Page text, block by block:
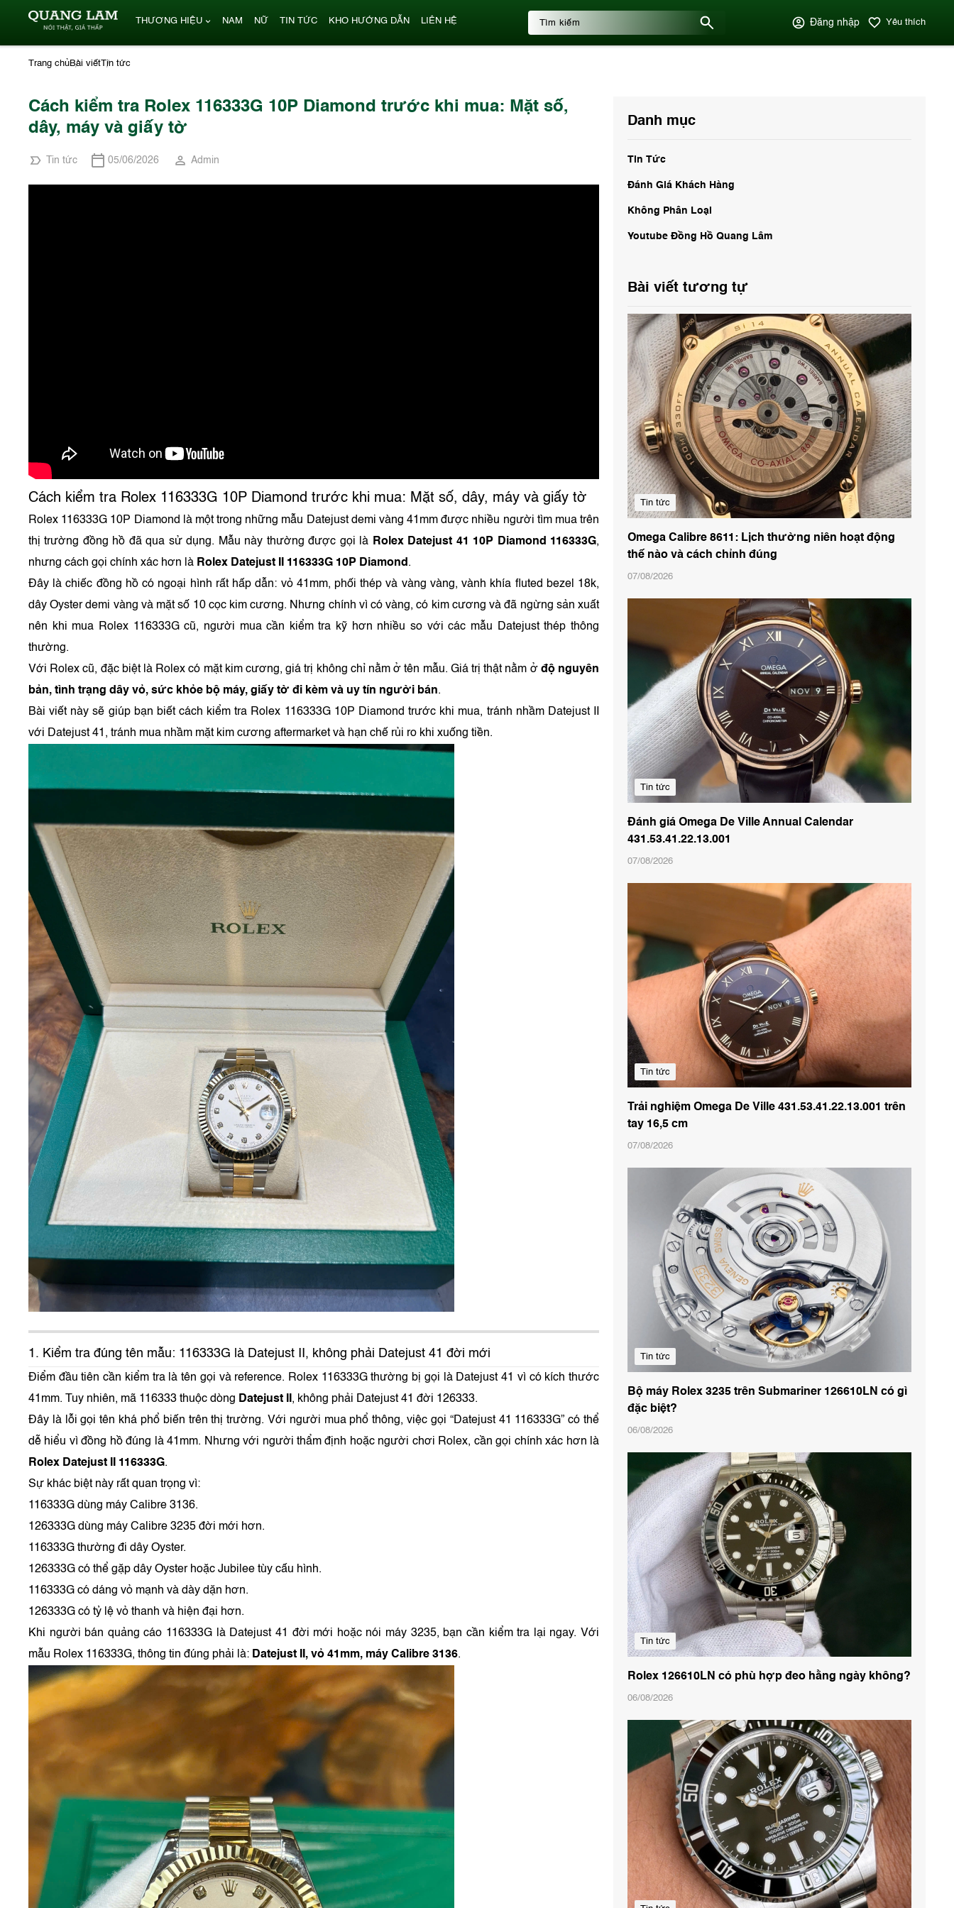
THƯƠNG HIỆU NAM NỮ TIN TỨC KHO HƯỚNG DẪN LIÊN HỆ Đăng nhập Yêu thích
Trang chủBài viếtTin tức
Cách kiểm tra Rolex 116333G 10P Diamond trước khi mua: Mặt số,
dây, máy và giấy tờ
Tin tức 05/06/2026 Admin
Cách kiểm tra Rolex 116333G 10P Diamond trước khi mua: Mặt số, dây, máy và giấy tờ
Rolex 116333G 10P Diamond là một trong những mẫu Datejust demi vàng 41mm được nhiều người tìm mua trên
thị trường đồng hồ đã qua sử dụng. Mẫu này thường được gọi là Rolex Datejust 41 10P Diamond 116333G,
nhưng cách gọi chính xác hơn là Rolex Datejust II 116333G 10P Diamond .
Đây là chiếc đồng hồ có ngoại hình rất hấp dẫn: vỏ 41mm, phối thép và vàng vàng, vành khía fluted bezel 18k,
dây Oyster demi vàng và mặt số 10 cọc kim cương. Nhưng chính vì có vàng, có kim cương và đã ngừng sản xuất
nên khi mua Rolex 116333G cũ, người mua cần kiểm tra kỹ hơn nhiều so với các mẫu Datejust thép thông
thường.
Với Rolex cũ, đặc biệt là Rolex có mặt kim cương, giá trị không chỉ nằm ở tên mẫu. Giá trị thật nằm ở độ nguyên
bản, tình trạng dây vỏ, sức khỏe bộ máy, giấy tờ đi kèm và uy tín người bán.
Bài viết này sẽ giúp bạn biết cách kiểm tra Rolex 116333G 10P Diamond trước khi mua, tránh nhầm Datejust II
với Datejust 41, tránh mua nhầm mặt kim cương aftermarket và hạn chế rủi ro khi xuống tiền.
1. Kiểm tra đúng tên mẫu: 116333G là Datejust II, không phải Datejust 41 đời mới
Điểm đầu tiên cần kiểm tra là tên gọi và reference. Rolex 116333G thường bị gọi là Datejust 41 vì có kích thước
41mm. Tuy nhiên, mã 116333 thuộc dòng Datejust II , không phải Datejust 41 đời 126333.
Đây là lỗi gọi tên khá phổ biến trên thị trường. Với người mua phổ thông, việc gọi “Datejust 41 116333G” có thể
dễ hiểu vì đồng hồ đúng là 41mm. Nhưng với người thẩm định hoặc người chơi Rolex, cần gọi chính xác hơn là
Rolex Datejust II 116333G.
Sự khác biệt này rất quan trọng vì:
116333G dùng máy Calibre 3136.
126333G dùng máy Calibre 3235 đời mới hơn.
116333G thường đi dây Oyster.
126333G có thể gặp dây Oyster hoặc Jubilee tùy cấu hình.
116333G có dáng vỏ mạnh và dày dặn hơn.
126333G có tỷ lệ vỏ thanh và hiện đại hơn.
Khi người bán quảng cáo 116333G là Datejust 41 đời mới hoặc nói máy 3235, bạn cần kiểm tra lại ngay. Với
mẫu Rolex 116333G, thông tin đúng phải là: Datejust II, vỏ 41mm, máy Calibre 3136.
Danh mục
Tin Tức
Đánh Giá Khách Hàng
Không Phân Loại
Youtube Đồng Hồ Quang Lâm
Bài viết tương tự
Tin tức
Omega Calibre 8611: Lịch thường niên hoạt động
thế nào và cách chỉnh đúng
07/08/2026
Tin tức
Đánh giá Omega De Ville Annual Calendar
431.53.41.22.13.001
07/08/2026
Tin tức
Trải nghiệm Omega De Ville 431.53.41.22.13.001 trên
tay 16,5 cm
07/08/2026
Tin tức
Bộ máy Rolex 3235 trên Submariner 126610LN có gì
đặc biệt?
06/08/2026
Tin tức
Rolex 126610LN có phù hợp đeo hằng ngày không?
06/08/2026